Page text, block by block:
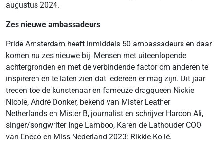
augustus 2024.
Zes nieuwe ambassadeurs
Pride Amsterdam heeft inmiddels 50 ambassadeurs en daar
komen nu zes nieuwe bij. Mensen met uiteenlopende
achtergronden en met de verbindende factor om anderen te
inspireren en te laten zien dat iedereen er mag zijn. Dit jaar
treden toe de kunstenaar en fameuze dragqueen Nickie
Nicole, André Donker, bekend van Mister Leather
Netherlands en Mister B, journalist en schrijver Haroon Ali,
singer/songwriter Inge Lamboo, Karen de Lathouder COO
van Eneco en Miss Nederland 2023: Rikkie Kollé.